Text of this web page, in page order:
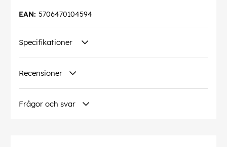
5706470104594
EAN:
Specifikationer
Recensioner
Frågor och svar